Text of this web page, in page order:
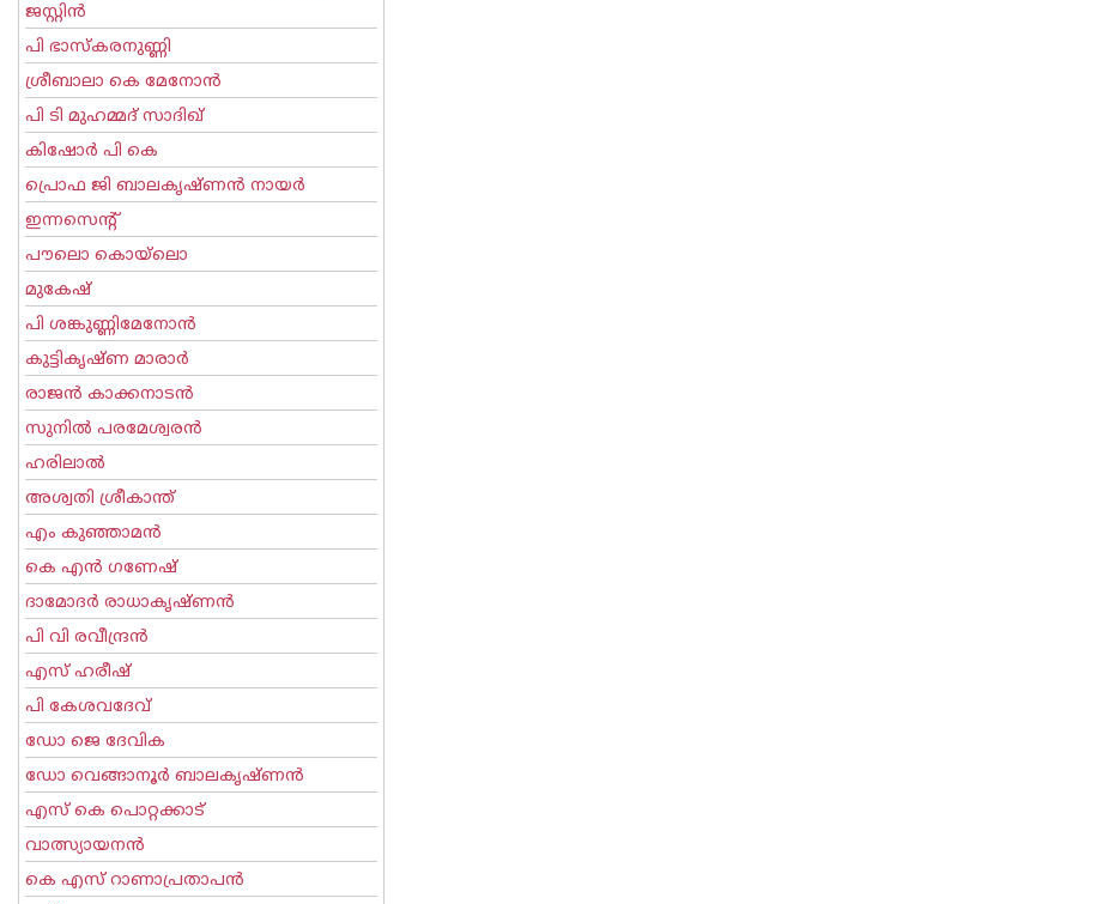
ജസ്റ്റിന്‍
പി ഭാസ്കരനുണ്ണി
ശ്രീബാലാ കെ മേനോന്‍
പി ടി മുഹമ്മദ് സാദിഖ്‌
കിഷോർ പി കെ
പ്രൊഫ ജി ബാലകൃഷ്ണന്‍ നായര്‍
ഇന്നസെന്റ്‌
പൗലൊ കൊയ്ലൊ
മുകേഷ്
പി ശങ്കുണ്ണിമേനോന്‍
കുട്ടികൃഷ്ണ മാരാര്‍
രാജന്‍ കാക്കനാടന്‍
സുനില്‍ പരമേശ്വരന്‍
ഹരിലാല്‍
അശ്വതി ശ്രീകാന്ത്
എം കുഞ്ഞാമന്‍
കെ എന്‍ ഗണേഷ്
ദാമോദർ രാധാകൃഷ്ണൻ
പി വി രവീന്ദ്രന്‍
എസ് ഹരീഷ്
പി കേശവദേവ്‌
ഡോ ജെ ദേവിക
ഡോ വെങ്ങാനൂര്‍ ബാലകൃഷ്ണന്‍
എസ്‌ കെ പൊറ്റക്കാട്‌
വാത്സ്യായനന്‍
കെ എസ് റാണാപ്രതാപന്‍